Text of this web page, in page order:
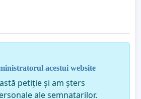
acestui website
petiție și am șters
ale semnatarilor.